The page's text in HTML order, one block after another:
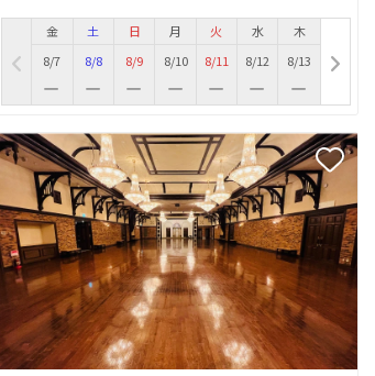
金
8/7
土
8/8
日
8/9
月
8/10
火
8/11
水
8/12
木
8/13